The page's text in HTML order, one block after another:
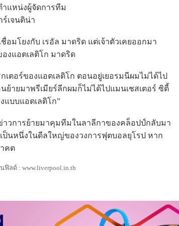
ำแหน่งผู้จัดการทีม
เจนติน่า
มโยงกับ เรอัล มาดริด แต่เจ้าตัวเคยออกมา
งแอตเลติโก มาดริด
ตอร์ของแอตเลติโก ตอนอยู่เยอรมนีผมไม่ได้ไป
ย้ายมาพรีเมียร์ลีกผมก็ไม่ได้ไปแมนเชสเตอร์ ซิตี้
แบบแอตเลติโก”
าวการย้ายมาคุมทีมในลาลีกาของคล็อปป์กลับมา
ป็นหนึ่งในดีลใหญ่ของวงการฟุตบอลยุโรป หาก
คต
ลด์ : www.liverpool.in.th